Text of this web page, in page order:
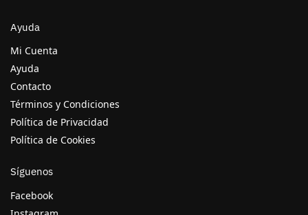
Ayuda
Mi Cuenta
Ayuda
Contacto
Términos y Condiciones
Política de Privacidad
Política de Cookies
Síguenos
Facebook